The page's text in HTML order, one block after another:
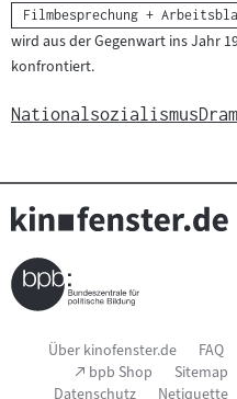
Kategorie:
Filmbesprechung +
wird aus der Gegenwart ins Jahr
konfrontiert.
Nationalsozialismus
Seitenfußnavigation
Über kinofenster.de FAQ
(Link
öffnet
bpb Shop Sitemap
Datenschutz
Netiquette